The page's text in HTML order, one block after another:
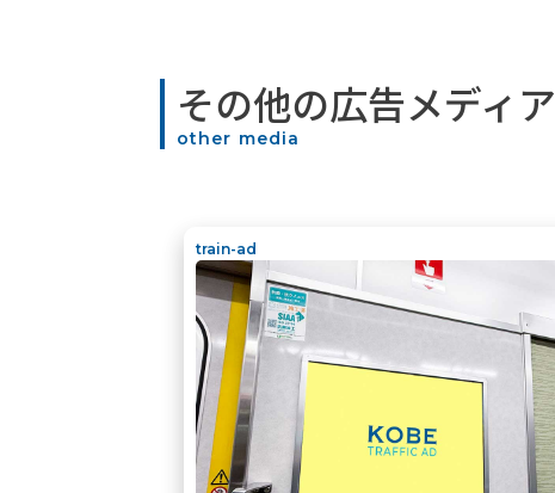
その他の広告メディア
other media
train-ad